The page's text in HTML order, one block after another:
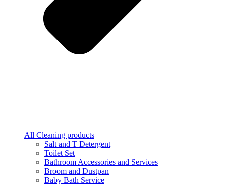
All Cleaning products
Salt and T Detergent
Toilet Set
Bathroom Accessories and Services
Broom and Dustpan
Baby Bath Service